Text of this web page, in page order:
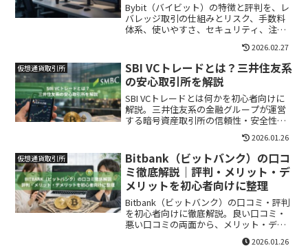
Bybit（バイビット）の特徴と評判を、レ
バレッジ取引の仕組みとリスク、手数料
体系、使いやすさ、セキュリティ、注意
点（日本居住者向けサービス終了予定）
まで中立的に整理して解説します。2026.02.27
仮想通貨取引所
SBI VCトレードとは？三井住友系
の安心取引所を解説
SBI VCトレードとは何かを初心者向けに
解説。三井住友系の金融グループが運営
する暗号資産取引所の信頼性・安全性・
2026.01.26
仮想通貨取引所
Bitbank（ビットバンク）の口コ
ミ徹底解説｜評判・メリット・デ
メリットを初心者向けに整理
Bitbank（ビットバンク）の口コミ・評判
を初心者向けに徹底解説。良い口コミ・
悪い口コミの両面から、メリット・デメ
リットや注意点を中立的に整理します。
2026.01.26